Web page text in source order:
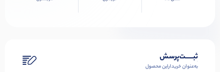
ثبـــــت‌پرسش
به‌عنوان ‌خریدار‌این‌ محصول